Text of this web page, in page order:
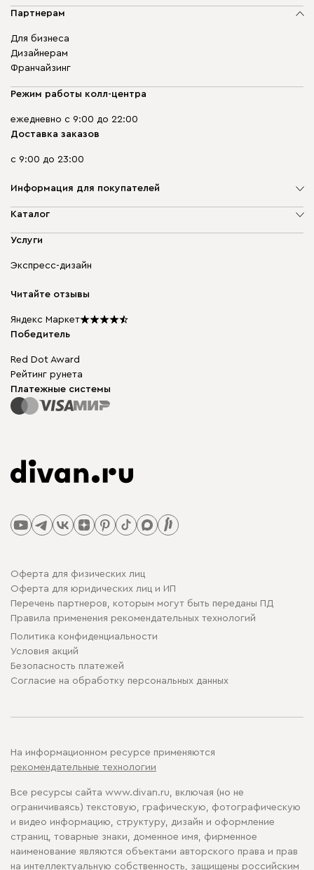
Партнерам
Для бизнеса
Дизайнерам
Франчайзинг
Режим работы колл-центра
ежедневно с 9:00 до 22:00
Доставка заказов
с 9:00 до 23:00
Информация для покупателей
О компании
Доставка и оплата
диван.клуб
Подарочные сертификаты
Мы в прессе
Каталог
Мягкая мебель
Бескаркасная мебель
Столы и стулья
Услуги
Экспресс-дизайн
Читайте отзывы
Яндекс Маркет
Победитель
Red Dot Award
Рейтинг рунета
Платежные системы
Оферта для физических лиц
Оферта для юридических лиц и ИП
Перечень партнеров, которым могут быть переданы ПД
Правила применения рекомендательных технологий
Политика конфиденциальности
Условия акций
Безопасность платежей
Cогласие на обработку персональных данных
На информационном ресурсе применяются
рекомендательные технологии
Все ресурсы сайта www.divan.ru, включая (но не
ограничиваясь) текстовую, графическую, фотографическую
и видео информацию, структуру, дизайн и оформление
страниц, товарные знаки, доменное имя, фирменное
наименование являются объектами авторского права и прав
на интеллектуальную собственность, защищены российским